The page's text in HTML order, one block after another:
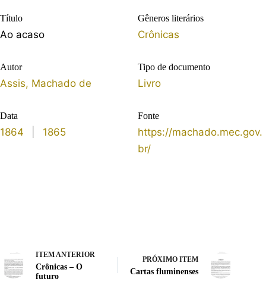
Título
Ao acaso
Autor
Assis, Machado de
Data
1864 1865
Gêneros literários
Crônicas
Tipo de documento
Livro
Fonte
https://machado.mec.gov.
br/
ITEM ANTERIOR
Crônicas – O
futuro
PRÓXIMO ITEM
Cartas fluminenses